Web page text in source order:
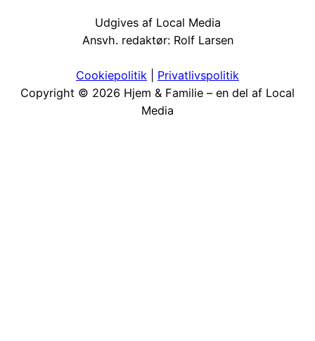
Udgives af Local Media
Ansvh. redaktør: Rolf Larsen
Cookiepolitik Privatlivspolitik
Copyright © 2026 Hjem & Familie – en del af Local
Media